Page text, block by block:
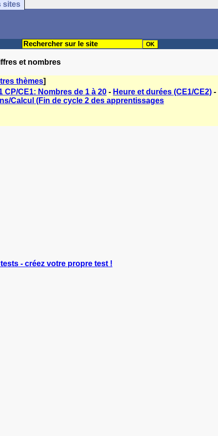
sites
et nombres
thèmes]
CP/CE1: Nombres de 1 à 20 - Heure et durées (CE1/CE2) -
Calcul (Fin de cycle 2 des apprentissages
- créez votre propre test !